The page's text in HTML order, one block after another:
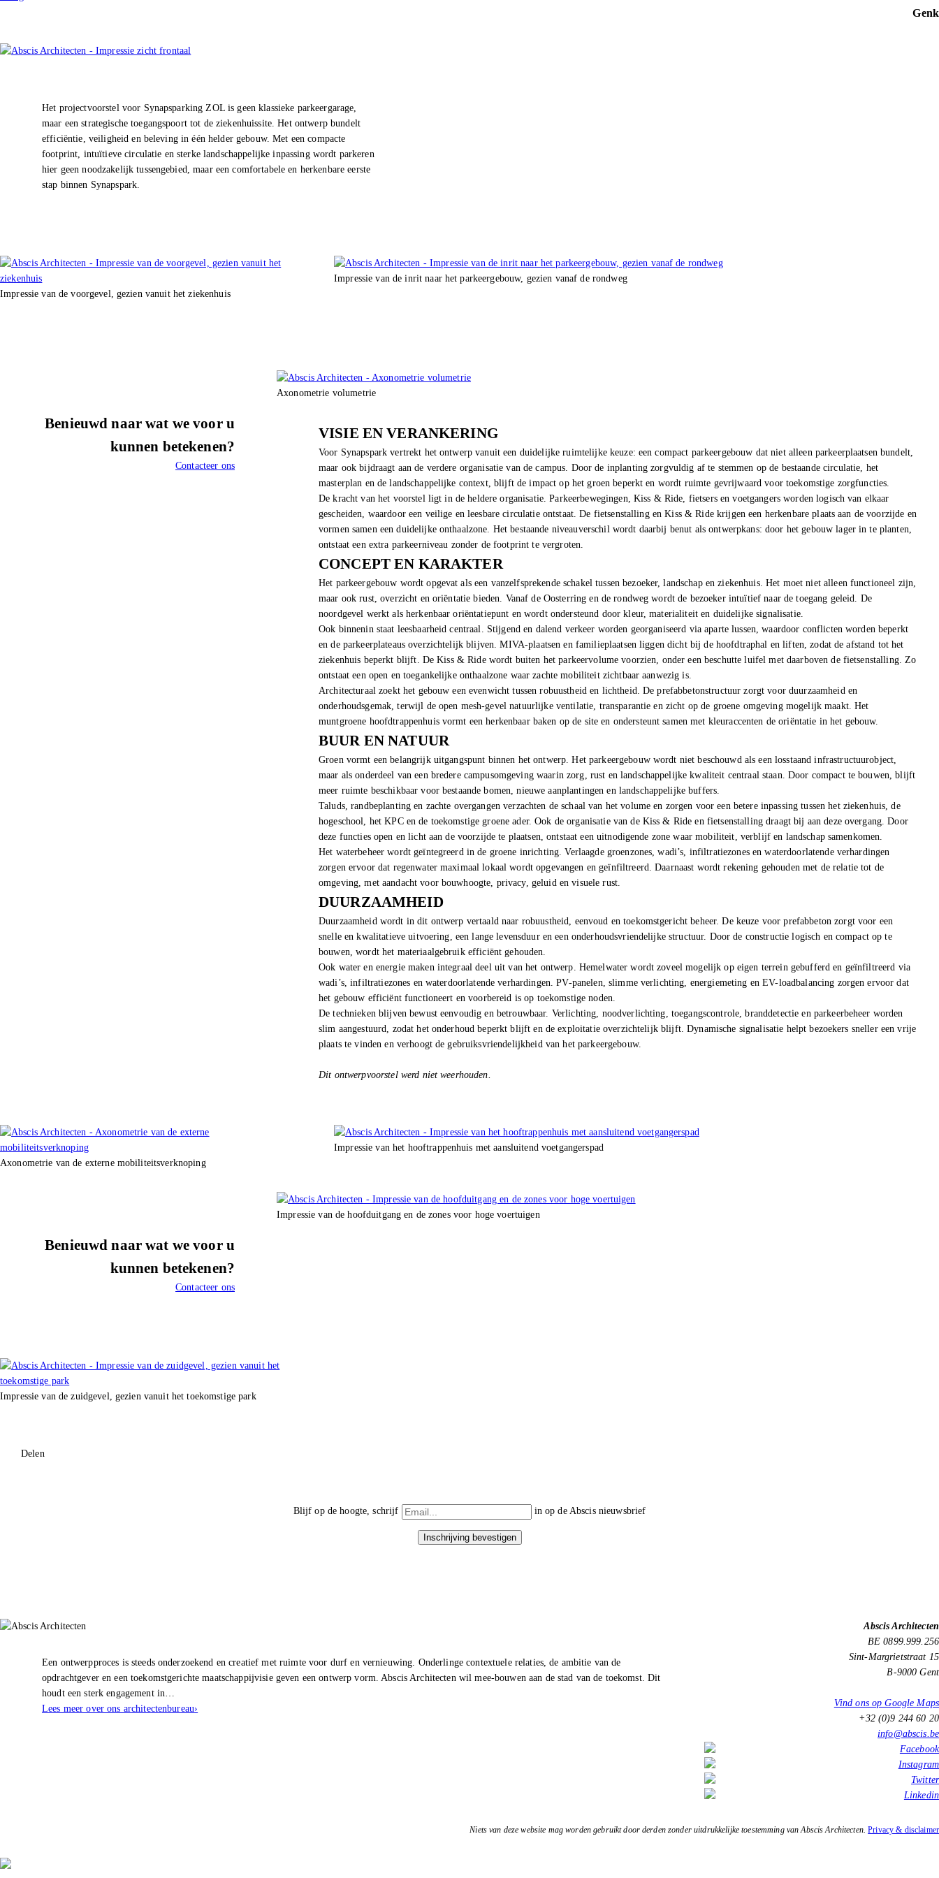
Genk
Het projectvoorstel voor Synapsparking ZOL is geen klassieke parkeergarage,
maar een strategische toegangspoort tot de ziekenhuissite. Het ontwerp bundelt
efficiëntie, veiligheid en beleving in één helder gebouw. Met een compacte
footprint, intuïtieve circulatie en sterke landschappelijke inpassing wordt parkeren
hier geen noodzakelijk tussengebied, maar een comfortabele en herkenbare eerste
stap binnen Synapspark.
Impressie van de voorgevel, gezien vanuit het ziekenhuis
Impressie van de inrit naar het parkeergebouw, gezien vanaf de rondweg
Benieuwd naar wat we voor u
kunnen betekenen?
Contacteer ons
Axonometrie volumetrie
VISIE EN VERANKERING
Voor Synapspark vertrekt het ontwerp vanuit een duidelijke ruimtelijke keuze: een compact parkeergebouw dat niet alleen parkeerplaatsen bundelt,
maar ook bijdraagt aan de verdere organisatie van de campus. Door de inplanting zorgvuldig af te stemmen op de bestaande circulatie, het
masterplan en de landschappelijke context, blijft de impact op het groen beperkt en wordt ruimte gevrijwaard voor toekomstige zorgfuncties.
De kracht van het voorstel ligt in de heldere organisatie. Parkeerbewegingen, Kiss & Ride, fietsers en voetgangers worden logisch van elkaar
gescheiden, waardoor een veilige en leesbare circulatie ontstaat. De fietsenstalling en Kiss & Ride krijgen een herkenbare plaats aan de voorzijde en
vormen samen een duidelijke onthaalzone. Het bestaande niveauverschil wordt daarbij benut als ontwerpkans: door het gebouw lager in te planten,
ontstaat een extra parkeerniveau zonder de footprint te vergroten.
CONCEPT EN KARAKTER
Het parkeergebouw wordt opgevat als een vanzelfsprekende schakel tussen bezoeker, landschap en ziekenhuis. Het moet niet alleen functioneel zijn,
maar ook rust, overzicht en oriëntatie bieden. Vanaf de Oosterring en de rondweg wordt de bezoeker intuïtief naar de toegang geleid. De
noordgevel werkt als herkenbaar oriëntatiepunt en wordt ondersteund door kleur, materialiteit en duidelijke signalisatie.
Ook binnenin staat leesbaarheid centraal. Stijgend en dalend verkeer worden georganiseerd via aparte lussen, waardoor conflicten worden beperkt
en de parkeerplateaus overzichtelijk blijven. MIVA-plaatsen en familieplaatsen liggen dicht bij de hoofdtraphal en liften, zodat de afstand tot het
ziekenhuis beperkt blijft. De Kiss & Ride wordt buiten het parkeervolume voorzien, onder een beschutte luifel met daarboven de fietsenstalling. Zo
ontstaat een open en toegankelijke onthaalzone waar zachte mobiliteit zichtbaar aanwezig is.
Architecturaal zoekt het gebouw een evenwicht tussen robuustheid en lichtheid. De prefabbetonstructuur zorgt voor duurzaamheid en
onderhoudsgemak, terwijl de open mesh-gevel natuurlijke ventilatie, transparantie en zicht op de groene omgeving mogelijk maakt. Het
muntgroene hoofdtrappenhuis vormt een herkenbaar baken op de site en ondersteunt samen met kleuraccenten de oriëntatie in het gebouw.
BUUR EN NATUUR
Groen vormt een belangrijk uitgangspunt binnen het ontwerp. Het parkeergebouw wordt niet beschouwd als een losstaand infrastructuurobject,
maar als onderdeel van een bredere campusomgeving waarin zorg, rust en landschappelijke kwaliteit centraal staan. Door compact te bouwen, blijft
meer ruimte beschikbaar voor bestaande bomen, nieuwe aanplantingen en landschappelijke buffers.
Taluds, randbeplanting en zachte overgangen verzachten de schaal van het volume en zorgen voor een betere inpassing tussen het ziekenhuis, de
hogeschool, het KPC en de toekomstige groene ader. Ook de organisatie van de Kiss & Ride en fietsenstalling draagt bij aan deze overgang. Door
deze functies open en licht aan de voorzijde te plaatsen, ontstaat een uitnodigende zone waar mobiliteit, verblijf en landschap samenkomen.
Het waterbeheer wordt geïntegreerd in de groene inrichting. Verlaagde groenzones, wadi’s, infiltratiezones en waterdoorlatende verhardingen
zorgen ervoor dat regenwater maximaal lokaal wordt opgevangen en geïnfiltreerd. Daarnaast wordt rekening gehouden met de relatie tot de
omgeving, met aandacht voor bouwhoogte, privacy, geluid en visuele rust.
DUURZAAMHEID
Duurzaamheid wordt in dit ontwerp vertaald naar robuustheid, eenvoud en toekomstgericht beheer. De keuze voor prefabbeton zorgt voor een
snelle en kwalitatieve uitvoering, een lange levensduur en een onderhoudsvriendelijke structuur. Door de constructie logisch en compact op te
bouwen, wordt het materiaalgebruik efficiënt gehouden.
Ook water en energie maken integraal deel uit van het ontwerp. Hemelwater wordt zoveel mogelijk op eigen terrein gebufferd en geïnfiltreerd via
wadi’s, infiltratiezones en waterdoorlatende verhardingen. PV-panelen, slimme verlichting, energiemeting en EV-loadbalancing zorgen ervoor dat
het gebouw efficiënt functioneert en voorbereid is op toekomstige noden.
De technieken blijven bewust eenvoudig en betrouwbaar. Verlichting, noodverlichting, toegangscontrole, branddetectie en parkeerbeheer worden
slim aangestuurd, zodat het onderhoud beperkt blijft en de exploitatie overzichtelijk blijft. Dynamische signalisatie helpt bezoekers sneller een vrije
plaats te vinden en verhoogt de gebruiksvriendelijkheid van het parkeergebouw.
Dit ontwerpvoorstel werd niet weerhouden.
Axonometrie van de externe mobiliteitsverknoping
Impressie van het hooftrappenhuis met aansluitend voetgangerspad
Benieuwd naar wat we voor u
kunnen betekenen?
Contacteer ons
Impressie van de hoofduitgang en de zones voor hoge voertuigen
Impressie van de zuidgevel, gezien vanuit het toekomstige park
Delen
Blijf op de hoogte, schrijf in op de Abscis nieuwsbrief
Inschrijving bevestigen
Een ontwerpproces is steeds onderzoekend en creatief met ruimte voor durf en vernieuwing. Onderlinge contextuele relaties, de ambitie van de
opdrachtgever en een toekomstgerichte maatschappijvisie geven een ontwerp vorm. Abscis Architecten wil mee-bouwen aan de stad van de toekomst. Dit
houdt een sterk engagement in…
Lees meer over ons architectenbureau›
Abscis Architecten
BE 0899.999.256
Sint-Margrietstraat 15
B-9000 Gent
Vind ons op Google Maps
+32 (0)9 244 60 20
info@abscis.be
Niets van deze website mag worden gebruikt door derden zonder uitdrukkelijke toestemming van Abscis Architecten. Privacy & disclaimer